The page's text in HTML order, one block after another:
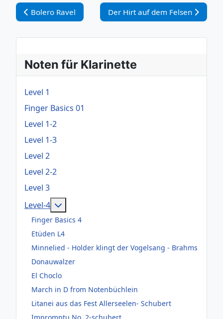
Vorheriger Beitrag: Bolero Ravel
Bolero Ravel Nächster Beitrag: Der Hirt auf
Der Hirt auf dem Felsen
Noten für Klarinette
Level 1
Finger Basics 01
Level 1-2
Level 1-3
Level 2
Level 2-2
Level 3
Level-4
Finger Basics 4
Etüden L4
Minnelied - Holder klingt der Vogelsang - Brahms
Donauwalzer
El Choclo
March in D from Notenbüchlein
Litanei aus das Fest Allerseelen- Schubert